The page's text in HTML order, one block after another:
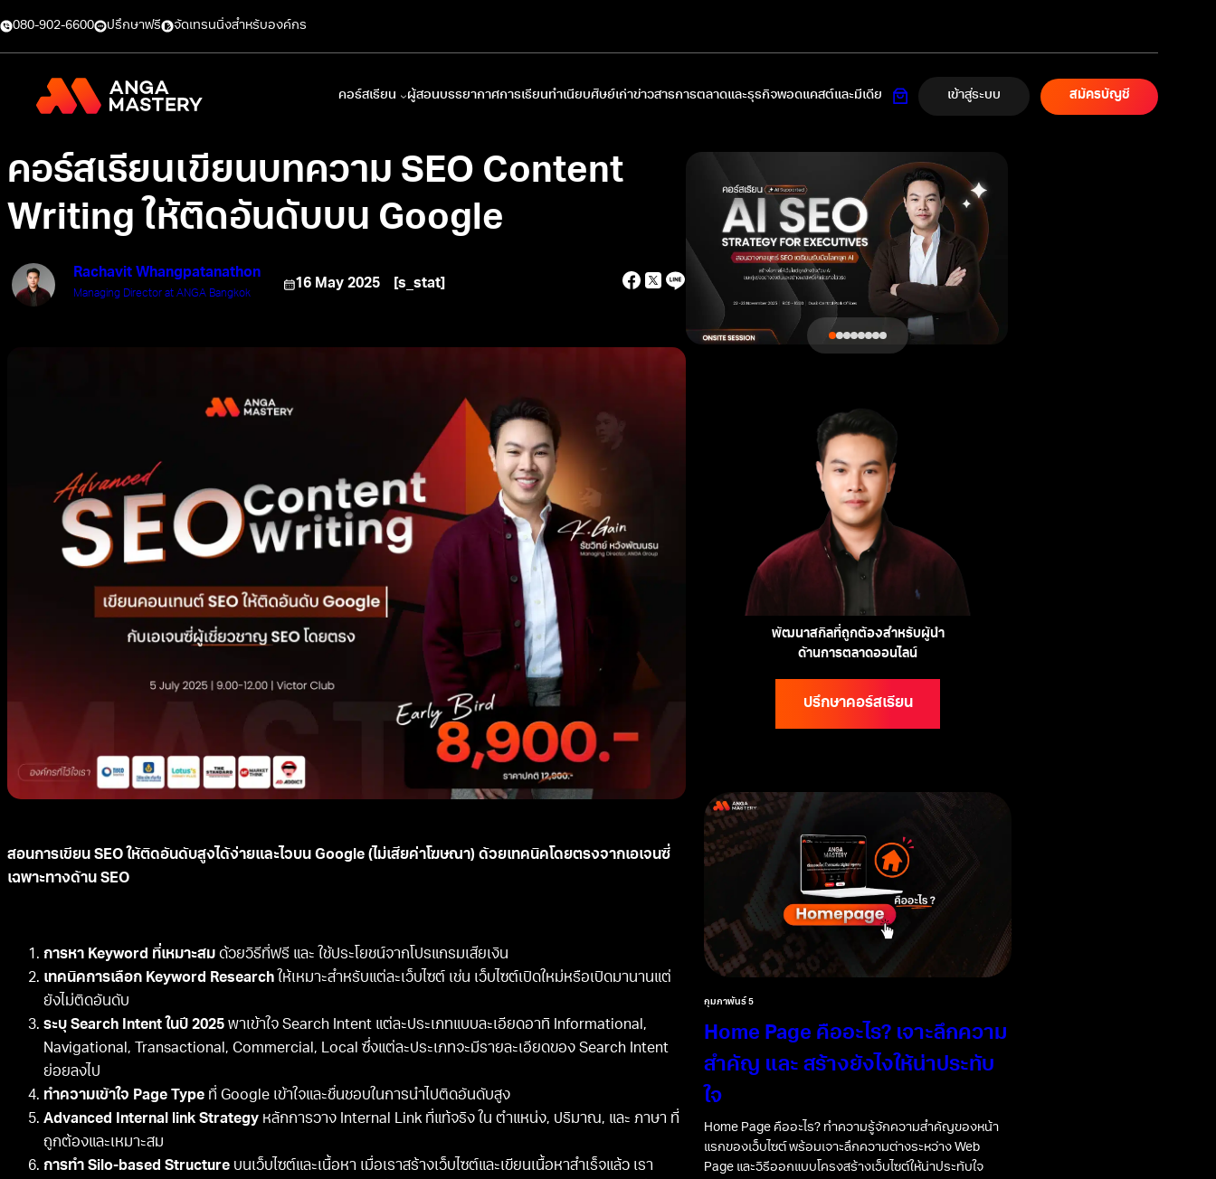
080-902-6600 ปรึกษาฟรี จัดเทรนนิ่งสำหรับองค์กร
คอร์สเรียน ผู้สอนบรรยากาศการเรียนทำเนียบศิษย์เก่าข่าวสารการตลาดและธุรกิจพอดแคสต์และมีเดีย เข้าสู่ระบบ สมัครบัญชี
คอร์สเรียนเขียนบทความ SEO Content
Writing ให้ติดอันดับบน Google
Rachavit Whangpatanathon
Managing Director at ANGA Bangkok
16 May 2025 [s_stat]
สอนการเขียน SEO ให้ติดอันดับสูงได้ง่ายและไวบน Google (ไม่เสียค่าโฆษณา) ด้วยเทคนิคโดยตรงจากเอเจนซี่
เฉพาะทางด้าน SEO
การหา Keyword ที่เหมาะสม ด้วยวิธีที่ฟรี และ ใช้ประโยชน์จากโปรแกรมเสียเงิน
เทคนิคการเลือก Keyword Research ให้เหมาะสำหรับแต่ละเว็บไซต์ เช่น เว็บไซต์เปิดใหม่หรือเปิดมานานแต่
ยังไม่ติดอันดับ
ระบุ Search Intent ในปี 2025 พาเข้าใจ Search Intent แต่ละประเภทแบบละเอียดอาทิ Informational,
Navigational, Transactional, Commercial, Local ซึ่งแต่ละประเภทจะมีรายละเอียดของ Search Intent
ย่อยลงไป
ทำความเข้าใจ Page Type ที่ Google เข้าใจและชื่นชอบในการนำไปติดอันดับสูง
Advanced Internal link Strategy หลักการวาง Internal Link ที่แท้จริง ใน ตำแหน่ง, ปริมาณ, และ ภาษา ที่
ถูกต้องและเหมาะสม
การทำ Silo-based Structure บนเว็บไซต์และเนื้อหา เมื่อเราสร้างเว็บไซต์และเขียนเนื้อหาสำเร็จแล้ว เรา
พัฒนาสกิลที่ถูกต้องสำหรับผู้นำ
ด้านการตลาดออนไลน์
ปรึกษาคอร์สเรียน
กุมภาพันธ์ 5
Home Page คืออะไร? เจาะลึกความ
สำคัญ และ สร้างยังไงให้น่าประทับ
ใจ
Home Page คืออะไร? ทำความรู้จักความสำคัญของหน้า
แรกของเว็บไซต์ พร้อมเจาะลึกความต่างระหว่าง Web
Page และวิธีออกแบบโครงสร้างเว็บไซต์ให้น่าประทับใจ